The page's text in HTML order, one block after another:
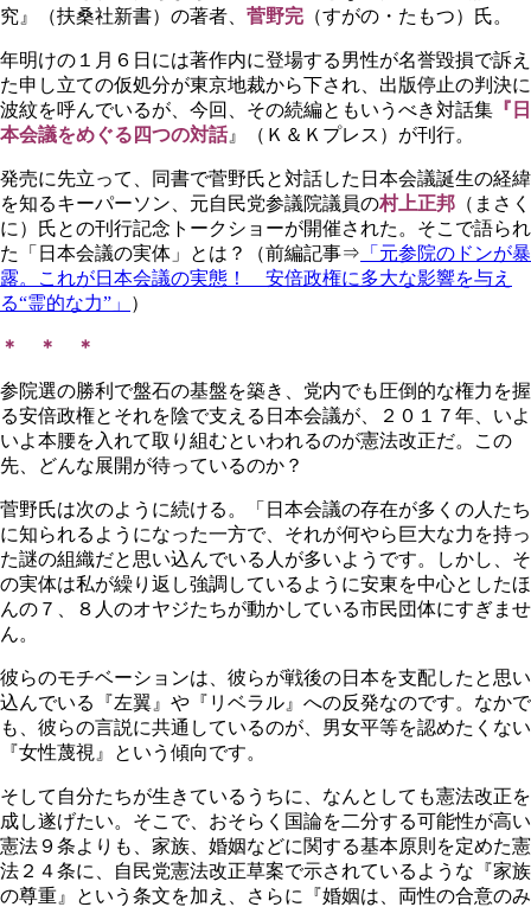
究』（扶桑社新書）の著者、 菅野完 （すがの・たもつ）氏。
年明けの１月６日には著作内に登場する男性が名誉毀損で訴え
た申し立ての仮処分が東京地裁から下され、出版停止の判決に
波紋を呼んでいるが、今回、その続編ともいうべき対話集 『日
本会議をめぐる四つの対話』（Ｋ＆Ｋプレス）が刊行。
発売に先立って、同書で菅野氏と対話した日本会議誕生の経緯
を知るキーパーソン、元自民党参議院議員の村上正邦 （まさく
に）氏との刊行記念トークショーが開催された。そこで語られ
た「日本会議の実体」とは？（前編記事⇒ 「元参院のドンが暴
露。これが日本会議の実態！ 安倍政権に多大な影響を与え
る“霊的な力”」
）
＊ ＊ ＊
参院選の勝利で盤石の基盤を築き、党内でも圧倒的な権力を握
る安倍政権とそれを陰で支える日本会議が、２０１７年、いよ
いよ本腰を入れて取り組むといわれるのが憲法改正だ。この
先、どんな展開が待っているのか？
菅野氏は次のように続ける。「日本会議の存在が多くの人たち
に知られるようになった一方で、それが何やら巨大な力を持っ
た謎の組織だと思い込んでいる人が多いようです。しかし、そ
の実体は私が繰り返し強調しているように安東を中心としたほ
んの７、８人のオヤジたちが動かしている市民団体にすぎませ
ん。
彼らのモチベーションは、彼らが戦後の日本を支配したと思い
込んでいる『左翼』や『リベラル』への反発なのです。なかで
も、彼らの言説に共通しているのが、男女平等を認めたくない
『女性蔑視』という傾向です。
そして自分たちが生きているうちに、なんとしても憲法改正を
成し遂げたい。そこで、おそらく国論を二分する可能性が高い
憲法９条よりも、家族、婚姻などに関する基本原則を定めた憲
法２４条に、自民党憲法改正草案で示されているような『家族
の尊重』という条文を加え、さらに『婚姻は、両性の合意のみ